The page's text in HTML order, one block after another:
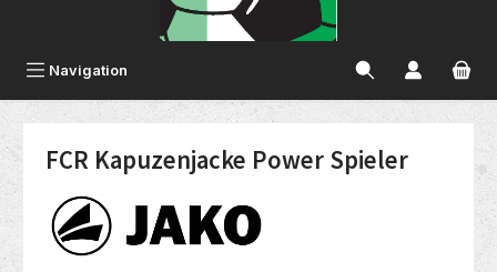
Navigation
FCR Kapuzenjacke Power Spieler